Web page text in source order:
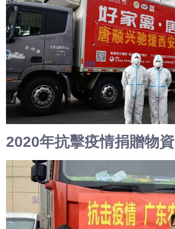
2020年抗擊疫情捐贈物資